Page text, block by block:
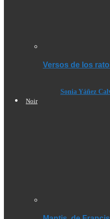
Versos de los
Sonia Yáñez
Noir